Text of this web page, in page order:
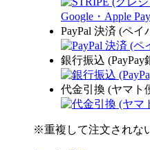
PayPal 決済 (ペイ
銀行振込 (PayPay
代金引換 (ヤマト
※重複して注文されな